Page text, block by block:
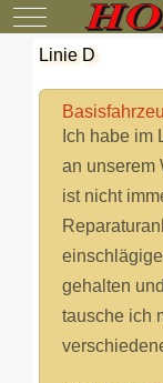
Mobile Menu
Linie D
Ich habe im
an unserem
ist nicht
gehalten
tausche ich